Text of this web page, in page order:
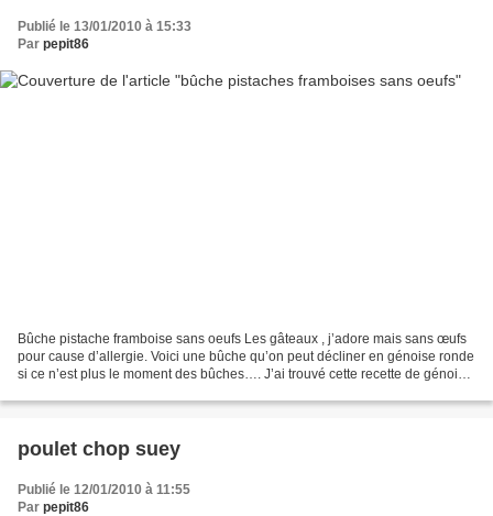
Publié le 13/01/2010 à 15:33
Par pepit86
Bûche pistache framboise sans oeufs Les gâteaux , j’adore mais sans œufs
pour cause d’allergie. Voici une bûche qu’on peut décliner en génoise ronde
si ce n’est plus le moment des bûches…. J’ai trouvé cette recette de génoise
poulet chop suey
Publié le 12/01/2010 à 11:55
Par pepit86